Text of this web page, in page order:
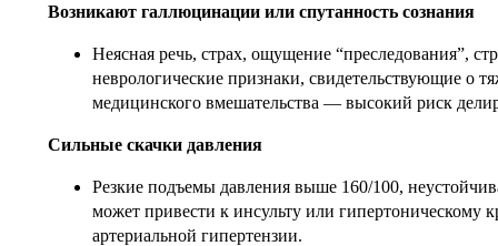
Возникают галлюцинации или спутанность сознания
Неясная речь, страх, ощущение “преследования”,
неврологические признаки, свидетельствующие о
медицинского вмешательства — высокий риск
Сильные скачки давления
Резкие подъемы давления выше 160/100,
может привести к инсульту или
артериальной гипертензии.